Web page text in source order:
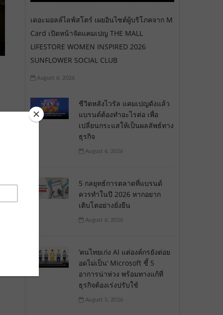
เดอะมอลล์ไลฟ์สโตร์ เผยอินไซต์ผู้บริโภคจาก M
Card เปิดหน้าจัดแคมเปญ THE MALL
LIFESTORE WOMEN INSPIRED 2026
SUNFLOWER SOCIAL CLUB
August 6, 2026
ชีวิตหลังไวรัล แคมเปญดังแล้ว
แบรนด์ต้องทำอะไรต่อ เพื่อ
เปลี่ยนกระแสให้เป็นผลลัพธ์ทาง
ธุรกิจ
August 6, 2026
5 กลยุทธ์การตลาดที่แบรนด์
ควรทำในปี 2026 หากอยาก
เติบโตอย่างยั่งยืน
August 6, 2026
‘คนไทยเก่ง AI แต่องค์กรยังต่อย
อดไม่เป็น’ Microsoft ชี้ 5
อาการน่าห่วง พร้อมทางแก้ที่
ธุรกิจต้องเร่งปรับใช้
August 5, 2026